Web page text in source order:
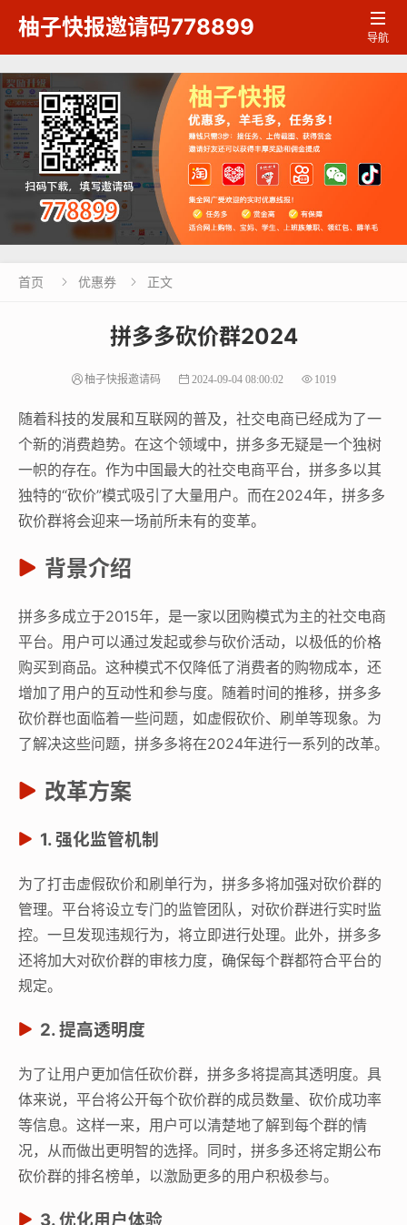
柚子快报邀请码778899 
导航
首页  优惠券  正文
拼多多砍价群2024
柚子快报邀请码 2024-09-04 08:00:02 1019
随着科技的发展和互联网的普及，社交电商已经成为了一
个新的消费趋势。在这个领域中，拼多多无疑是一个独树
一帜的存在。作为中国最大的社交电商平台，拼多多以其
独特的“砍价”模式吸引了大量用户。而在2024年，拼多多
砍价群将会迎来一场前所未有的变革。
背景介绍
拼多多成立于2015年，是一家以团购模式为主的社交电商
平台。用户可以通过发起或参与砍价活动，以极低的价格
购买到商品。这种模式不仅降低了消费者的购物成本，还
增加了用户的互动性和参与度。随着时间的推移，拼多多
砍价群也面临着一些问题，如虚假砍价、刷单等现象。为
了解决这些问题，拼多多将在2024年进行一系列的改革。
改革方案
1. 强化监管机制
为了打击虚假砍价和刷单行为，拼多多将加强对砍价群的
管理。平台将设立专门的监管团队，对砍价群进行实时监
控。一旦发现违规行为，将立即进行处理。此外，拼多多
还将加大对砍价群的审核力度，确保每个群都符合平台的
规定。
2. 提高透明度
为了让用户更加信任砍价群，拼多多将提高其透明度。具
体来说，平台将公开每个砍价群的成员数量、砍价成功率
等信息。这样一来，用户可以清楚地了解到每个群的情
况，从而做出更明智的选择。同时，拼多多还将定期公布
砍价群的排名榜单，以激励更多的用户积极参与。
3. 优化用户体验